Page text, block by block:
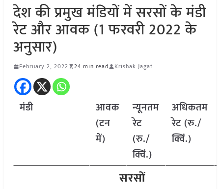
देश की प्रमुख मंडियों में सरसों के मंडी
रेट और आवक (1 फरवरी 2022 के
अनुसार)
February 2, 2022 24 min read Krishak Jagat
मंडी
आवक
(टन
में)
न्यूनतम
रेट
(रु./
क्विं.)
अधिकतम
रेट (रु./
क्विं.)
सरसों